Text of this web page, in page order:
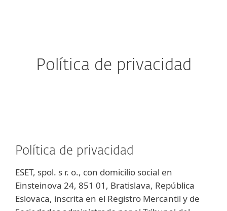
Política de privacidad
Política de privacidad
ESET, spol. s r. o., con domicilio social en
Einsteinova 24, 851 01, Bratislava, República
Eslovaca, inscrita en el Registro Mercantil y de